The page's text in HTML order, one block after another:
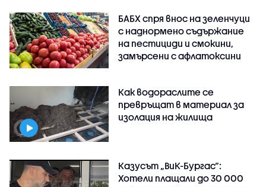
БАБХ спря внос на зеленчуци
с наднормено съдържание
на пестициди и смокини,
замърсени с афлатоксини
Как водораслите се
превръщат в материал за
изолация на жилища
Казусът „ВиК-Бургас“:
Хотели плащали до 30 000